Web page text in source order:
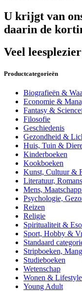
U krijgt van
daarin de
Veel
Productcategorieën
Biografieën &
Economie &
Fantasy &
Filosofie
Geschiedenis
Gezondheid &
Huis, Tuin &
Kinderboeken
Kookboeken
Kunst, Cultuur &
Literatuur,
Mens,
Psychologie,
Reizen
Religie
Spiritualiteit &
Sport, Hobby &
Standaard
Stripboeken,
Studieboeken
Wetenschap
Wonen & Lifestyle
Young Adult